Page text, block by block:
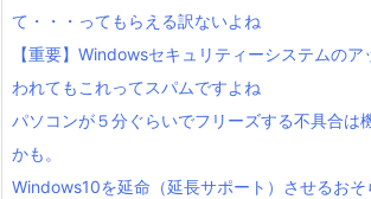
て・・・ってもらえる訳ないよね
【重要】Windowsセキュリティーシステムの
われてもこれってスパムですよね
パソコンが５分ぐらいでフリーズする不具合は
かも。
Windows10を延命（延長サポート）させるお